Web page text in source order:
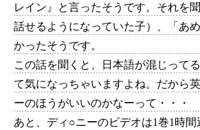
レイン』と言ったそうです。それを
話せるようになっていた子）、「あ
かったそうです。
この話を聞くと、日本語が混じって
て気になっちゃいますよね。だから
ーのほうがいいのかなーって・・・
あと、ディ○ニーのビデオは1巻1時間